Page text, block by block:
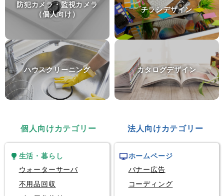
富山県富山市
個人輸入代行
モデルロケットエンジン
群馬県前橋市
防犯カメラ・監視カメラ
（個人向け）
ハウスクリーニング
チラシデザイン
カタログデザイン
個人向けカテゴリー 法人向けカテゴリー
生活・暮らし
ウォーターサーバ
不用品回収
ホームページ
バナー広告
コーディング